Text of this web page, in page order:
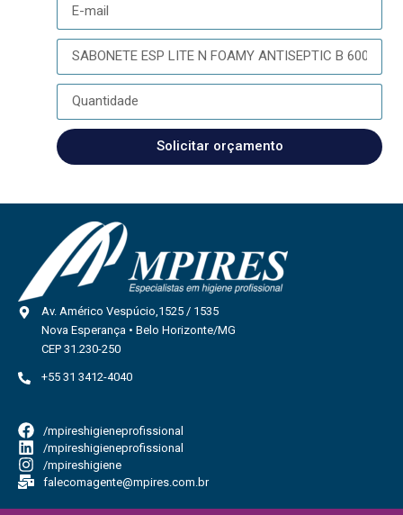
Solicitar orçamento
Av. Américo Vespúcio,1525 / 1535
Nova Esperança • Belo Horizonte/MG
CEP 31.230-250
+55 31 3412-4040
/mpireshigieneprofissional
/mpireshigieneprofissional
/mpireshigiene
falecomagente@mpires.com.br